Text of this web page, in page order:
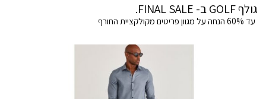
גולף GOLF ב- FINAL SALE.
עד 60% הנחה על מגוון פריטים מקולקציית החורף